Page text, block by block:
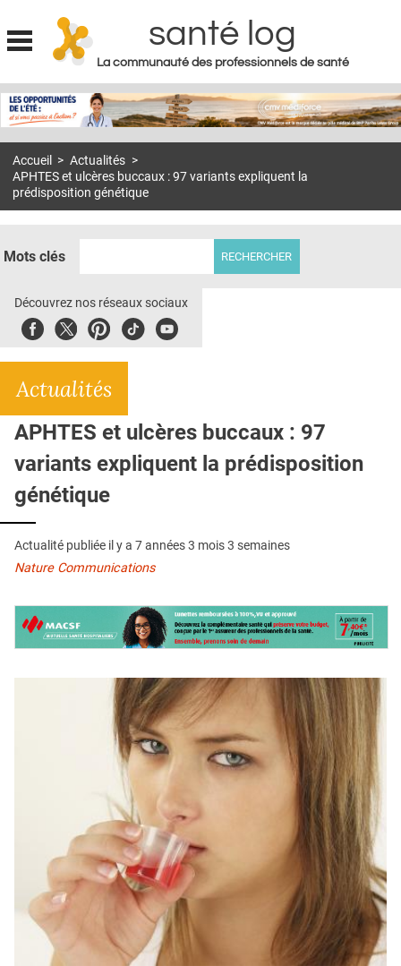
Jump to navigation
santé log
La communauté des professionnels de santé
MON COMPTE
S'ABONNER À LA REVUE SOIN À DOMICILE
ACTUS
E-REVUE SAD
THÉMA
CRÉDITS
Accueil > Actualités >
APHTES et ulcères buccaux : 97 variants expliquent la
prédisposition génétique
Mots clés
Découvrez nos réseaux sociaux
FacebookTwitterPinterest
TiktokYoubute
Actualités
APHTES et ulcères buccaux : 97
variants expliquent la prédisposition
génétique
Actualité publiée il y a 7 années 3 mois 3 semaines
Nature Communications